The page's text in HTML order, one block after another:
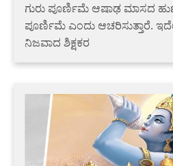
ಗುರು ಪೂರ್ಣಿಮೆ ಆಷಾಢ ಮಾಸದ
ಪೂರ್ಣಿಮೆ ಎಂದು ಆಚರಿಸುತ್ತಾರೆ.
ನಿಜವಾದ ಶಿಕ್ಷಕರ